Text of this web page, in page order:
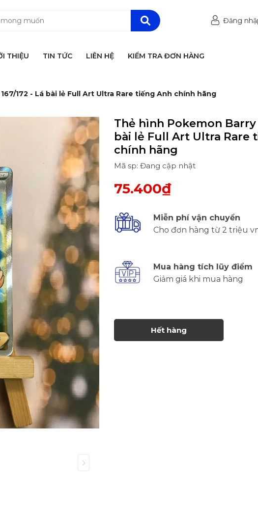
Đăng
THIỆU TIN TỨC LIÊN HỆ KIỂM TRA ĐƠN HÀNG
172 - Lá bài lẻ Full Art Ultra Rare tiếng Anh chính hãng
Thẻ hình Pokemon Barry
bài lẻ Full Art Ultra Rare
chính hãng
Mã sp: Đang cập nhật
75.400₫
Miễn phí vận chuyển
Cho đơn hàng từ 2 triệu
Mua hàng tích lũy điểm
Giảm giá khi mua hàng
Hết hàng